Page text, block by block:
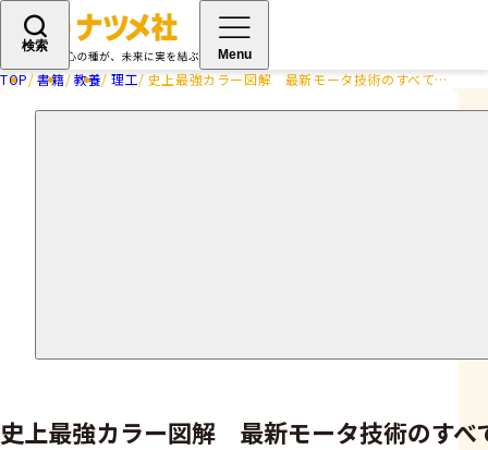
検索
Menu
TOP 書籍 教養 理工 史上最強カラー図解 最新モータ技術のすべてがわかる本
史上最強カラー図解 最新モータ技術のすべ